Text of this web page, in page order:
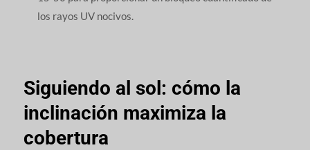
los rayos UV nocivos.
Siguiendo al sol: cómo la
inclinación maximiza la
cobertura